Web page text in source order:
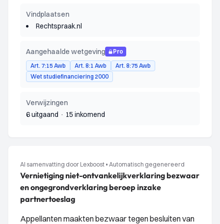
Vindplaatsen
Rechtspraak.nl
Aangehaalde wetgeving
Pro
Art. 7:15 Awb
Art. 8:1 Awb
Art. 8:75 Awb
Wet studiefinanciering 2000
Verwijzingen
6 uitgaand · 15 inkomend
AI samenvatting door Lexboost • Automatisch gegenereerd
Vernietiging niet-ontvankelijkverklaring bezwaar
en ongegrondverklaring beroep inzake
partnertoeslag
Appellanten maakten bezwaar tegen besluiten van